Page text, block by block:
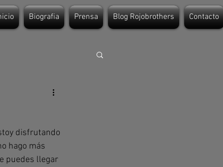
Biografia Prensa Blog Rojobrothers Contacto
disfrutando
hago más
puedes llegar